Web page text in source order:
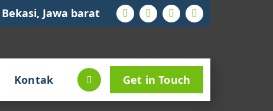
Bekasi, Jawa barat
Kontak Get in Touch